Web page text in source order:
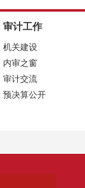
审计工作
机关建设
内审之窗
审计交流
预决算公开